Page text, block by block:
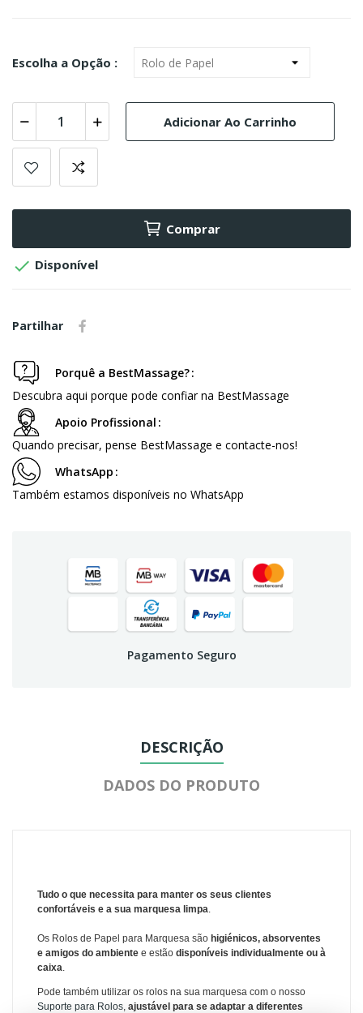
Escolha a Opção :
Adicionar Ao Carrinho
Comprar
 Disponível
Partilhar
Porquê a BestMassage?
Descubra aqui porque pode confiar na BestMassage
Apoio Profissional
Quando precisar, pense BestMassage e contacte-nos!
WhatsApp
Também estamos disponíveis no WhatsApp
Pagamento Seguro
DESCRIÇÃO
DADOS DO PRODUTO
Tudo o que necessita para manter os seus clientes
confortáveis e a sua marquesa limpa.
Os Rolos de Papel para Marquesa são higiénicos, absorventes
e amigos do ambiente e estão disponíveis individualmente ou à
caixa.
Pode também utilizar os rolos na sua marquesa com o nosso
Suporte para Rolos, ajustável para se adaptar a diferentes